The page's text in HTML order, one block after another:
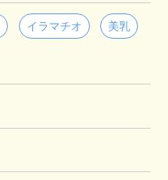
イラマチオ 美乳